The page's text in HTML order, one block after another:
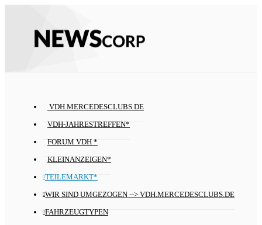
VDH.MERCEDESCLUBS.DE
VDH-JAHRESTREFFEN*
FORUM VDH *
KLEINANZEIGEN*
TEILEMARKT*
WIR SIND UMGEZOGEN --> VDH.MERCEDESCLUBS.DE
FAHRZEUGTYPEN